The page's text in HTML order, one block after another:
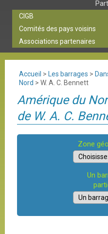
CIGB
Comités des pays voisins
Associations partenaires
Accueil > Les barrages >
Nord > W. A. C. Bennett
Amérique du
de W. A. C.
Zone
Un